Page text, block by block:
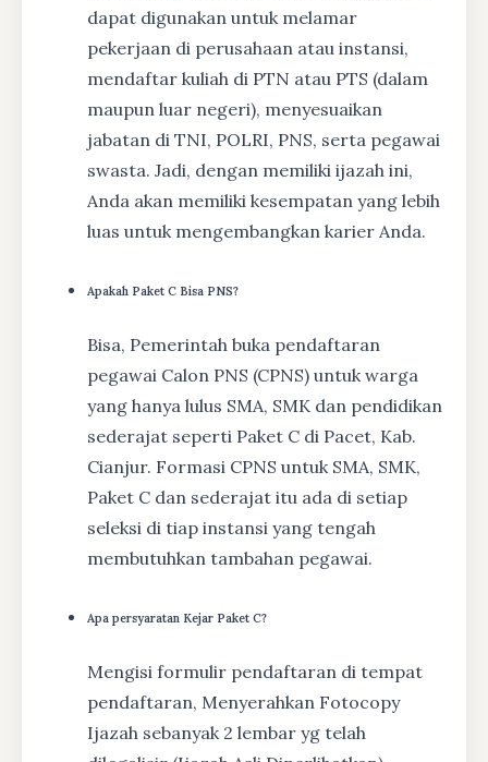
dapat digunakan untuk melamar
pekerjaan di perusahaan atau instansi,
mendaftar kuliah di PTN atau PTS (dalam
maupun luar negeri), menyesuaikan
jabatan di TNI, POLRI, PNS, serta pegawai
swasta. Jadi, dengan memiliki ijazah ini,
Anda akan memiliki kesempatan yang lebih
luas untuk mengembangkan karier Anda.
Apakah Paket C Bisa PNS?
Bisa, Pemerintah buka pendaftaran
pegawai Calon PNS (CPNS) untuk warga
yang hanya lulus SMA, SMK dan pendidikan
sederajat seperti Paket C di Pacet, Kab.
Cianjur. Formasi CPNS untuk SMA, SMK,
Paket C dan sederajat itu ada di setiap
seleksi di tiap instansi yang tengah
membutuhkan tambahan pegawai.
Apa persyaratan Kejar Paket C?
Mengisi formulir pendaftaran di tempat
pendaftaran, Menyerahkan Fotocopy
Ijazah sebanyak 2 lembar yg telah